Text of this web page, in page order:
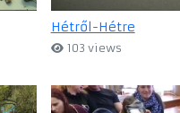
Hétről-Hétre
103 views